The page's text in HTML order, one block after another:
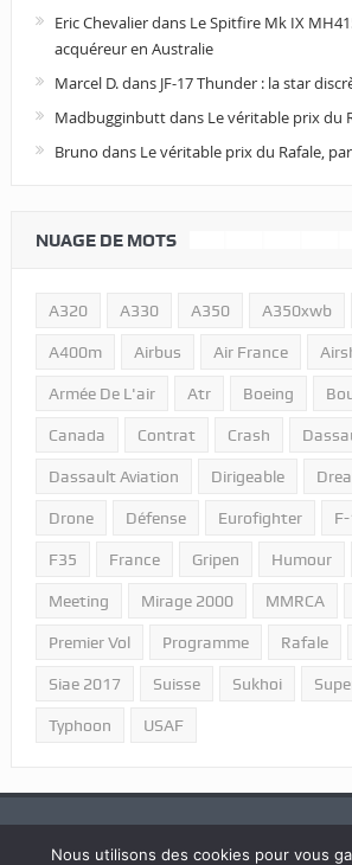
Eric Chevalierdans Le Spitfire Mk IX
acquéreur en Australie
Marcel D.dans JF-17 Thunder : la star
Madbugginbuttdans Le véritable prix du
Bruno dans Le véritable prix du Rafale,
NUAGE DE MOTS
A320 A330 A350 A350xwb
A400m Airbus Air France
Armée De L'air Atr Boeing
Canada Contrat Crash
Dassault Aviation Dirigeable
Drone Défense Eurofighter
F35 France Gripen Humour
Meeting Mirage 2000 MMRCA
Premier Vol Programme Rafale
Siae 2017 Suisse Sukhoi
Typhoon USAF
Nous utilisons des cookies pour vous